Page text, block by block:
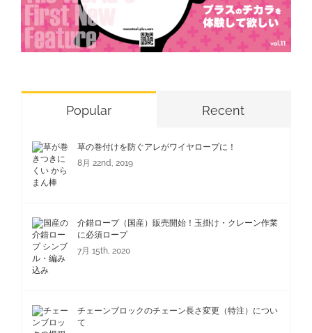
Popular Recent
草の巻付けを防ぐアレがワイヤロープに！
8月 22nd, 2019
介錯ロープ（国産）販売開始！玉掛け・クレーン作業
に必須ロープ
7月 15th, 2020
チェーンブロックのチェーン長さ変更（特注）につい
て